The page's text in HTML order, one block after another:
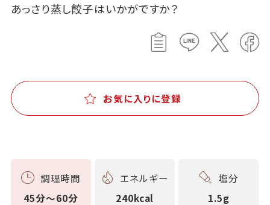
あっさり蒸し餃子はいかがですか？
お気に入りに登録
調理時間
45分～60分
エネルギー
240kcal
塩分
1.5g